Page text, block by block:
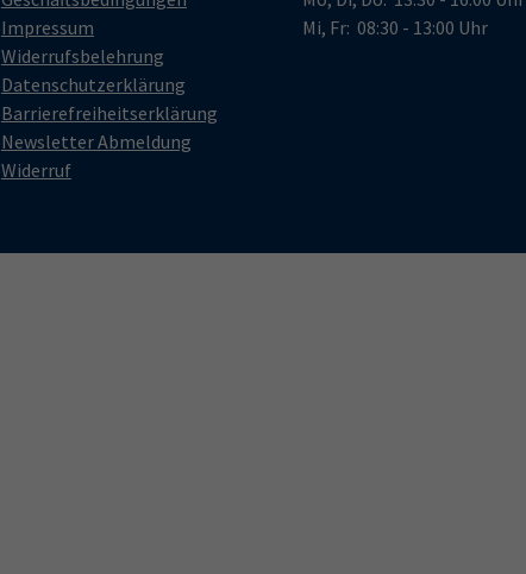
Impressum
Widerrufsbelehrung
Datenschutzerklärung
Barrierefreiheitserklärung
Newsletter Abmeldung
Widerruf
Mi, Fr: 08:30 - 13:00 Uhr